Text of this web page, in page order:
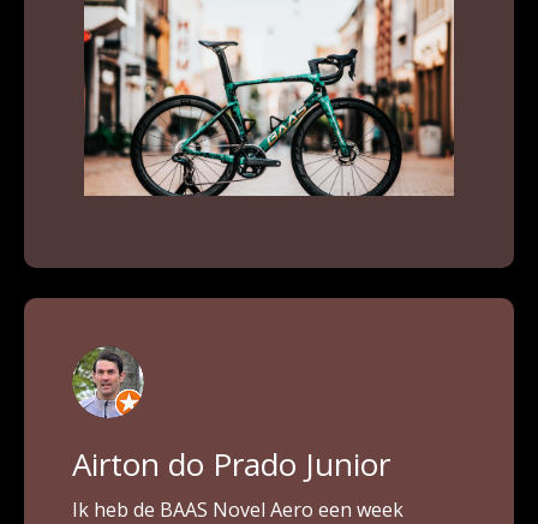
Airton do Prado Junior
Ik heb de BAAS Novel Aero een week